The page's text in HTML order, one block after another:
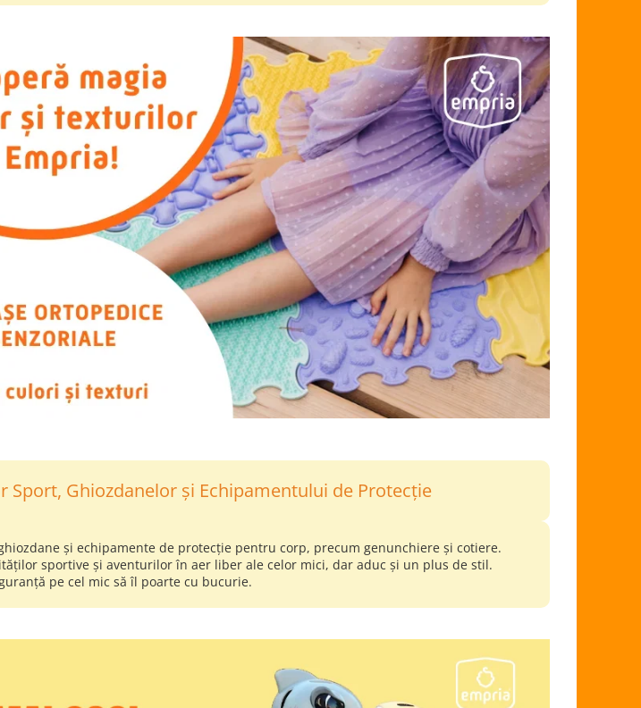
Sport, Ghiozdanelor și Echipamentului de Protecție
și echipamente de protecție pentru corp, precum genunchiere și cotiere.
sportive și aventurilor în aer liber ale celor mici, dar aduc și un plus de stil.
pe cel mic să îl poarte cu bucurie.